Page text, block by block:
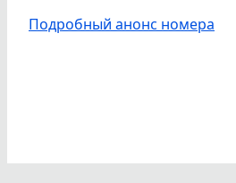
Подробный анонс номера